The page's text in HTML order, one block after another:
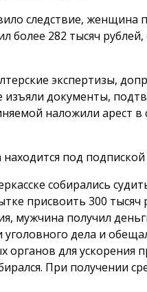
следствие, женщина
более 282 тысяч
экспертизы,
изъяли документы,
наложили арест в
под
собирались
присвоить 300 тысяч
мужчина получил
дела и
для ускорения
При получении